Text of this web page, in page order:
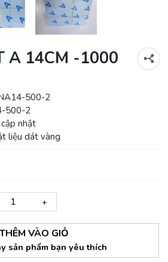
A 14CM -1000
500-2
500-2
nhật
liệu dát vàng
+
THÊM VÀO GIỎ
sản phẩm bạn yêu thích